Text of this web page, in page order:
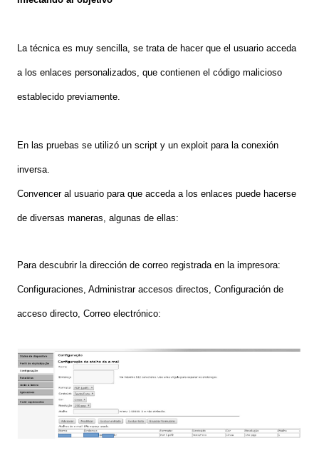
La técnica es muy sencilla, se trata de hacer que el usuario acceda
a los enlaces personalizados, que contienen el código malicioso
establecido previamente.
En las pruebas se utilizó un script y un exploit para la conexión
inversa.
Convencer al usuario para que acceda a los enlaces puede hacerse
de diversas maneras, algunas de ellas:
Para descubrir la dirección de correo registrada en la impresora:
Configuraciones, Administrar accesos directos, Configuración de
acceso directo, Correo electrónico: